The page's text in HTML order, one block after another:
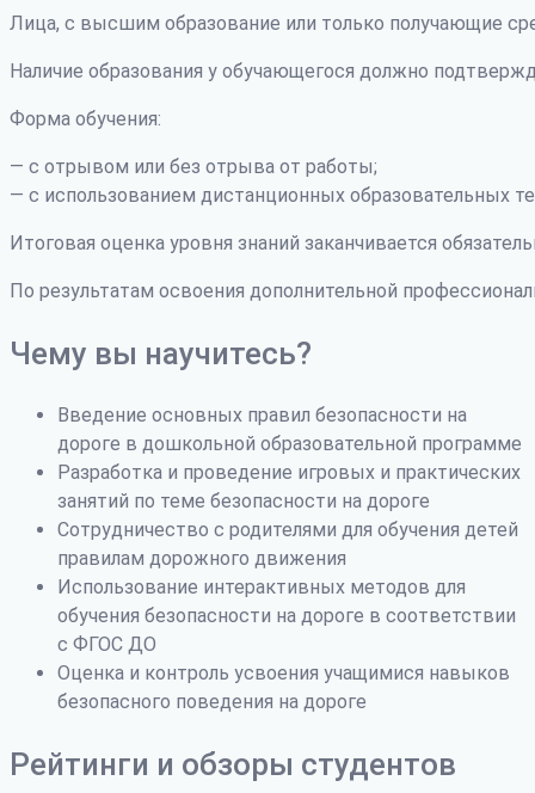
Лица, с высшим образование или только получающие
Наличие образования у обучающегося должно
Форма обучения:
— с отрывом или без отрыва от работы;
— с использованием дистанционных образовательных
Итоговая оценка уровня знаний заканчивается
По результатам освоения дополнительной
Чему вы научитесь?
Введение основных правил безопасности на
дороге в дошкольной образовательной программе
Разработка и проведение игровых и практических
занятий по теме безопасности на дороге
Сотрудничество с родителями для обучения детей
правилам дорожного движения
Использование интерактивных методов для
обучения безопасности на дороге в соответствии
с ФГОС ДО
Оценка и контроль усвоения учащимися навыков
безопасного поведения на дороге
Рейтинги и обзоры студентов